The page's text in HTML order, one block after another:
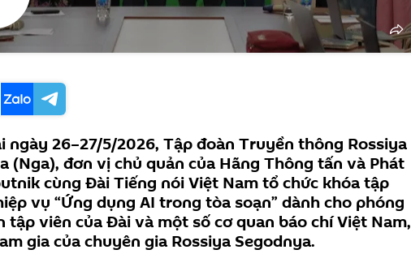
ngày 26–27/5/2026, Tập đoàn Truyền thông Rossiya
(Nga), đơn vị chủ quản của Hãng Thông tấn và Phát
cùng Đài Tiếng nói Việt Nam tổ chức khóa tập
vụ “Ứng dụng AI trong tòa soạn” dành cho phóng
tập viên của Đài và một số cơ quan báo chí Việt Nam,
gia của chuyên gia Rossiya Segodnya.